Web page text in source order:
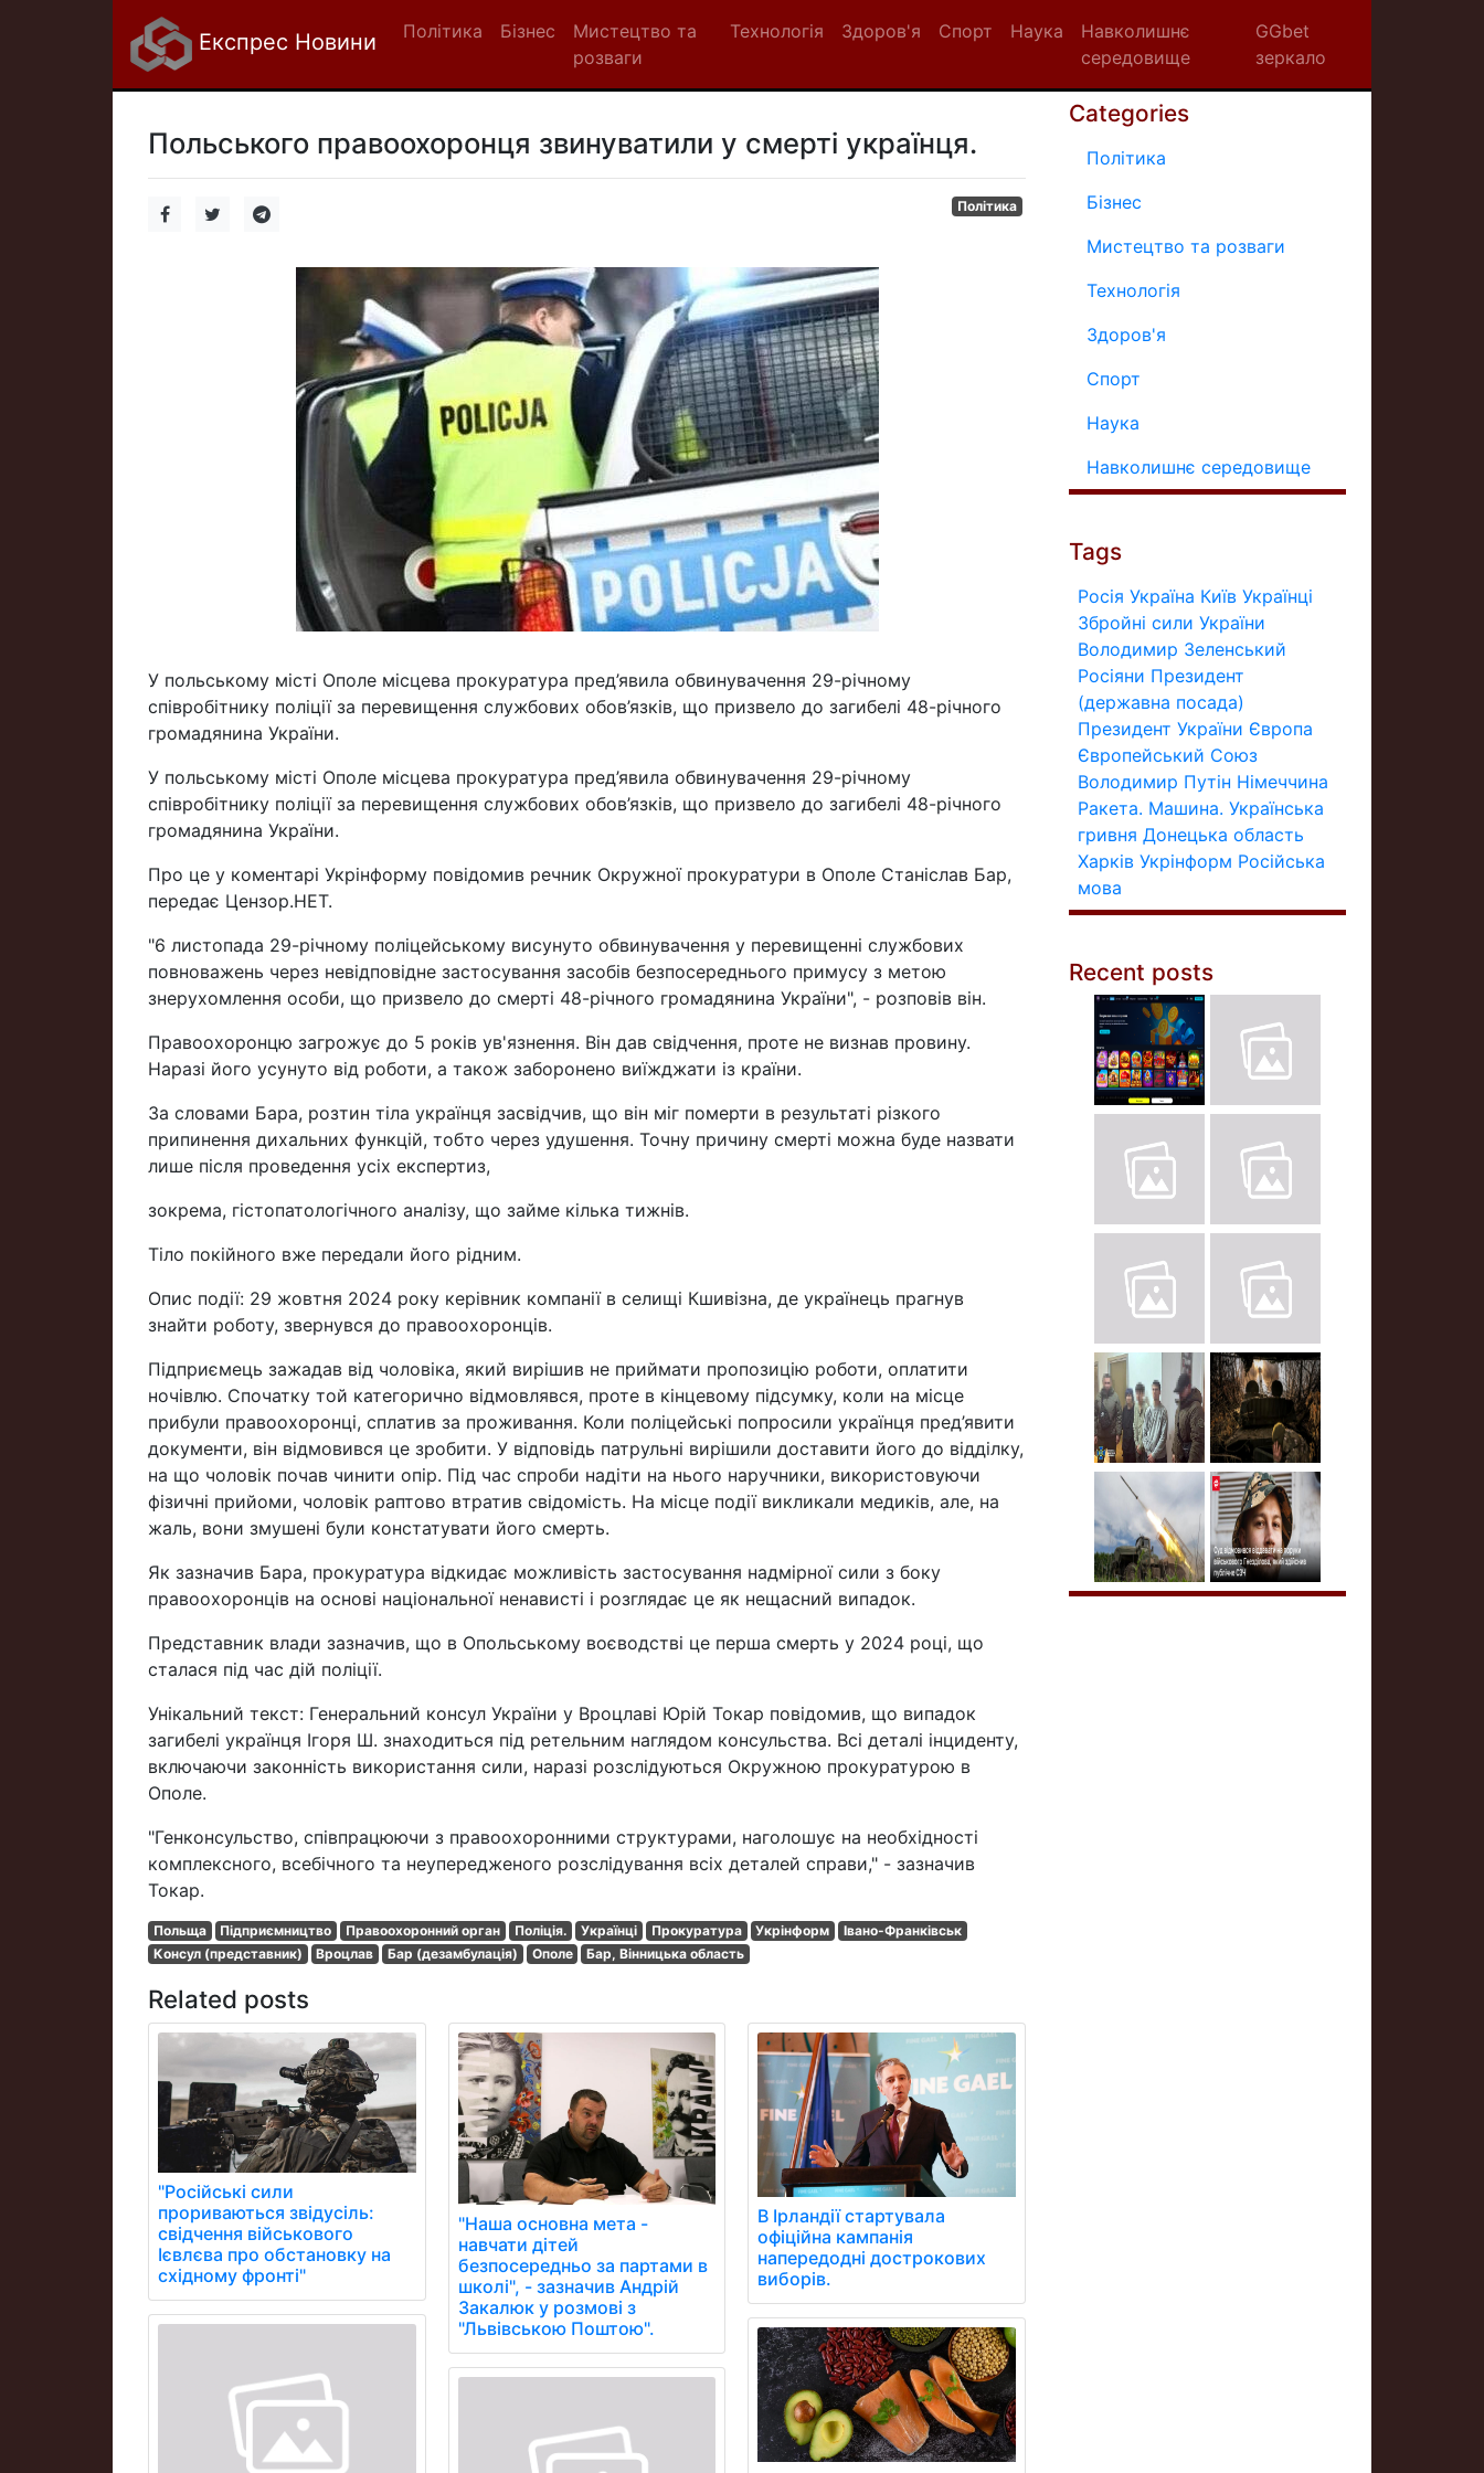
Експрес Новини Політика Бізнес
Мистецтво та
розваги
Технологія Здоров'я Спорт Наука
Навколишнє
середовище
GGbet
зеркало
Польського правоохоронця звинуватили у смерті українця.
Політика
У польському місті Ополе місцева прокуратура пред’явила обвинувачення 29-річному
співробітнику поліції за перевищення службових обов’язків, що призвело до загибелі 48-річного
громадянина України.
У польському місті Ополе місцева прокуратура пред’явила обвинувачення 29-річному
співробітнику поліції за перевищення службових обов’язків, що призвело до загибелі 48-річного
громадянина України.
Про це у коментарі Укрінформу повідомив речник Окружної прокуратури в Ополе Станіслав Бар,
передає Цензор.НЕТ.
"6 листопада 29-річному поліцейському висунуто обвинувачення у перевищенні службових
повноважень через невідповідне застосування засобів безпосереднього примусу з метою
знерухомлення особи, що призвело до смерті 48-річного громадянина України", - розповів він.
Правоохоронцю загрожує до 5 років ув'язнення. Він дав свідчення, проте не визнав провину.
Наразі його усунуто від роботи, а також заборонено виїжджати із країни.
За словами Бара, розтин тіла українця засвідчив, що він міг померти в результаті різкого
припинення дихальних функцій, тобто через удушення. Точну причину смерті можна буде назвати
лише після проведення усіх експертиз,
зокрема, гістопатологічного аналізу, що займе кілька тижнів.
Тіло покійного вже передали його рідним.
Опис події: 29 жовтня 2024 року керівник компанії в селищі Кшивізна, де українець прагнув
знайти роботу, звернувся до правоохоронців.
Підприємець зажадав від чоловіка, який вирішив не приймати пропозицію роботи, оплатити
ночівлю. Спочатку той категорично відмовлявся, проте в кінцевому підсумку, коли на місце
прибули правоохоронці, сплатив за проживання. Коли поліцейські попросили українця пред’явити
документи, він відмовився це зробити. У відповідь патрульні вирішили доставити його до відділку,
на що чоловік почав чинити опір. Під час спроби надіти на нього наручники, використовуючи
фізичні прийоми, чоловік раптово втратив свідомість. На місце події викликали медиків, але, на
жаль, вони змушені були констатувати його смерть.
Як зазначив Бара, прокуратура відкидає можливість застосування надмірної сили з боку
правоохоронців на основі національної ненависті і розглядає це як нещасний випадок.
Представник влади зазначив, що в Опольському воєводстві це перша смерть у 2024 році, що
сталася під час дій поліції.
Унікальний текст: Генеральний консул України у Вроцлаві Юрій Токар повідомив, що випадок
загибелі українця Ігоря Ш. знаходиться під ретельним наглядом консульства. Всі деталі інциденту,
включаючи законність використання сили, наразі розслідуються Окружною прокуратурою в
Ополе.
"Генконсульство, співпрацюючи з правоохоронними структурами, наголошує на необхідності
комплексного, всебічного та неупередженого розслідування всіх деталей справи," - зазначив
Токар.
Польща Підприємництво Правоохоронний орган Поліція. Українці Прокуратура Укрінформ
Івано-Франківськ
Консул (представник)
Вроцлав Бар (дезамбулація) Ополе Бар, Вінницька область
Related posts
"Російські сили
прориваються звідусіль:
свідчення військового
Ієвлєва про обстановку на
східному фронті"
"Наша основна мета -
навчати дітей
безпосередньо за партами в
школі", - зазначив Андрій
Закалюк у розмові з
"Львівською Поштою".
В Ірландії стартувала
офіційна кампанія
напередодні дострокових
виборів.
Categories
Політика
Бізнес
Мистецтво та розваги
Технологія
Здоров'я
Спорт
Наука
Навколишнє середовище
Tags
Росія Україна Київ Українці
Збройні сили України
Володимир Зеленський
Росіяни Президент
(державна посада)
Президент України Європа
Європейський Союз
Володимир Путін Німеччина
Ракета. Машина. Українська
гривня Донецька область
Харків Укрінформ Російська
мова
Recent posts